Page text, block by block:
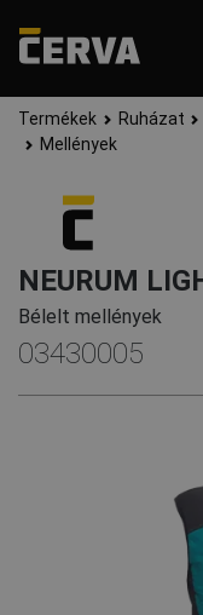
Termékek Ruházat
Mellények
NEURUM
Bélelt mellények
03430005